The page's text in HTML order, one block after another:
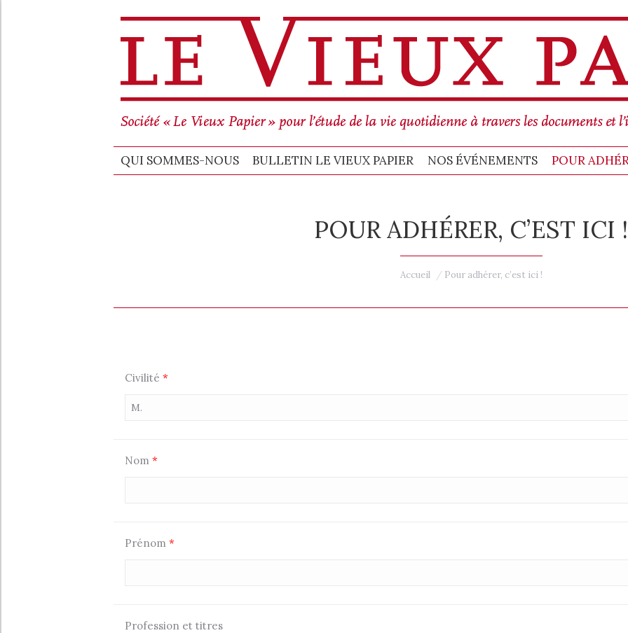
QUI SOMMES-NOUS BULLETIN LE VIEUX PAPIER NOS ÉVÉNEMENTS POUR
POUR ADHÉRER, C’EST ICI !
Vous êtes ici :
Accueil Pour adhérer, c’est ici !
Civilité *
Nom *
Prénom *
Profession et titres
QUI SOMMES-NOUS BULLETIN LE VIEUX PAPIER
POUR ADHÉRER, C’EST ICI !